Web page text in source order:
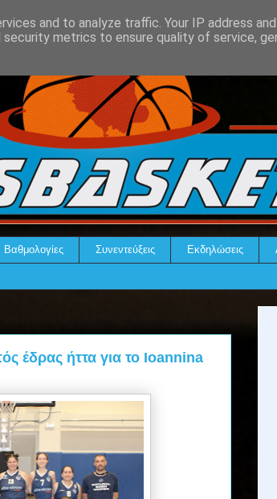
Βαθμολογίες Συνεντεύξεις Εκδηλώσεις
έδρας ήττα για το Ioannina
and to analyze traffic. Your IP address
metrics to ensure quality of service,